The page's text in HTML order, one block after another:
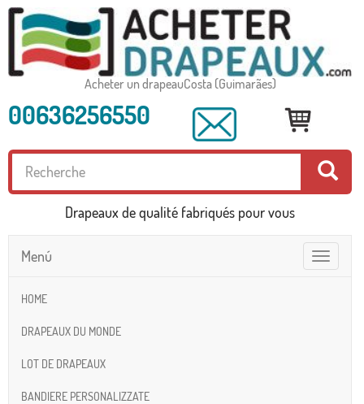
Acheter un drapeauCosta (Guimarães)
00636256550
Drapeaux de qualité fabriqués pour vous
Toggle
navigation
Menú
HOME
DRAPEAUX DU MONDE
LOT DE DRAPEAUX
BANDIERE PERSONALIZZATE